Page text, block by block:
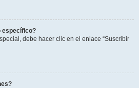
específico?
debe hacer clic en el enlace “Suscribir